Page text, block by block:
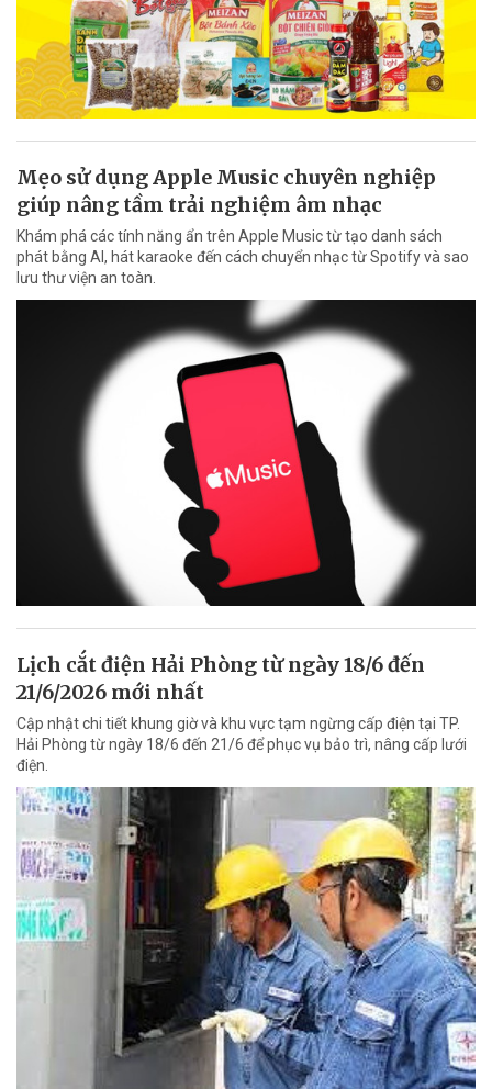
Mẹo sử dụng Apple Music chuyên nghiệp
giúp nâng tầm trải nghiệm âm nhạc
Khám phá các tính năng ẩn trên Apple Music từ tạo danh sách
phát bằng AI, hát karaoke đến cách chuyển nhạc từ Spotify và sao
lưu thư viện an toàn.
Lịch cắt điện Hải Phòng từ ngày 18/6 đến
21/6/2026 mới nhất
Cập nhật chi tiết khung giờ và khu vực tạm ngừng cấp điện tại TP.
Hải Phòng từ ngày 18/6 đến 21/6 để phục vụ bảo trì, nâng cấp lưới
điện.